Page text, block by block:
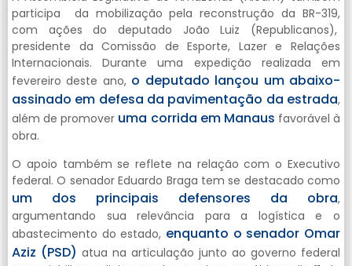
participa da mobilização pela reconstrução da BR-319,
com ações do deputado João Luiz (Republicanos),
presidente da Comissão de Esporte, Lazer e Relações
Internacionais. Durante uma expedição realizada em
fevereiro deste ano, o deputado lançou um abaixo-
assinado em defesa da pavimentação da estrada,
além de promover uma corrida em Manaus favorável à
obra.
O apoio também se reflete na relação com o Executivo
federal. O senador Eduardo Braga tem se destacado como
um dos principais defensores da obra,
argumentando sua relevância para a logística e o
abastecimento do estado, enquanto o senador Omar
Aziz (PSD) atua na articulação junto ao governo federal